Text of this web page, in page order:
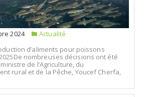
2024
Actualité
d’aliments pour poissons
nombreuses décisions ont été
de l’Agriculture, du
rural et de la Pêche, Youcef Cherfa,